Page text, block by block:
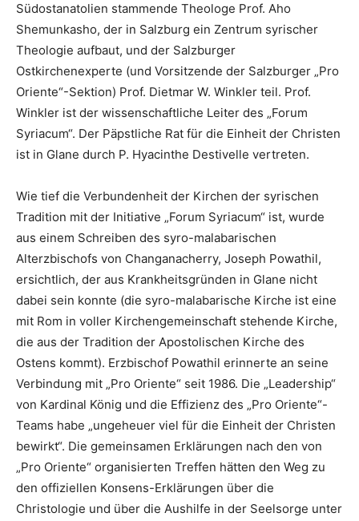
Südostanatolien stammende Theologe Prof. Aho
Shemunkasho, der in Salzburg ein Zentrum syrischer
Theologie aufbaut, und der Salzburger
Ostkirchenexperte (und Vorsitzende der Salzburger „Pro
Oriente“-Sektion) Prof. Dietmar W. Winkler teil. Prof.
Winkler ist der wissenschaftliche Leiter des „Forum
Syriacum“. Der Päpstliche Rat für die Einheit der Christen
ist in Glane durch P. Hyacinthe Destivelle vertreten.
Wie tief die Verbundenheit der Kirchen der syrischen
Tradition mit der Initiative „Forum Syriacum“ ist, wurde
aus einem Schreiben des syro-malabarischen
Alterzbischofs von Changanacherry, Joseph Powathil,
ersichtlich, der aus Krankheitsgründen in Glane nicht
dabei sein konnte (die syro-malabarische Kirche ist eine
mit Rom in voller Kirchengemeinschaft stehende Kirche,
die aus der Tradition der Apostolischen Kirche des
Ostens kommt). Erzbischof Powathil erinnerte an seine
Verbindung mit „Pro Oriente“ seit 1986. Die „Leadership“
von Kardinal König und die Effizienz des „Pro Oriente“-
Teams habe „ungeheuer viel für die Einheit der Christen
bewirkt“. Die gemeinsamen Erklärungen nach den von
„Pro Oriente“ organisierten Treffen hätten den Weg zu
den offiziellen Konsens-Erklärungen über die
Christologie und über die Aushilfe in der Seelsorge unter